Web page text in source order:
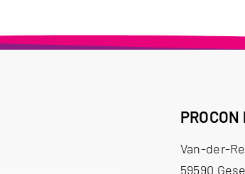
Van-der-
59590